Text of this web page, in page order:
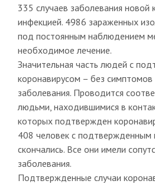
335 случаев заболевания новой
инфекцией. 4986 зараженных
под постоянным наблюдением
необходимое лечение.
Значительная часть людей с
коронавирусом – без симптомов
заболевания. Проводится
людьми, находившимися в
которых подтвержден
408 человек с подтвержденным
скончались. Все они имели
заболевания.
Подтвержденные случаи